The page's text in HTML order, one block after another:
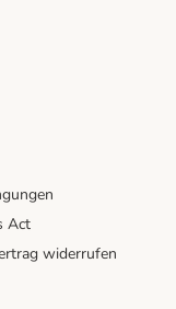
Act
widerrufen